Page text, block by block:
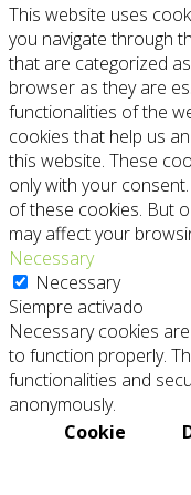
This website uses
you navigate through
that are categorized
browser as they are
functionalities of the
cookies that help us
this website. These
only with your
of these cookies. But
may affect your
Necessary
Necessary
Siempre activado
Necessary cookies
to function properly.
functionalities and
anonymously.
Cookie